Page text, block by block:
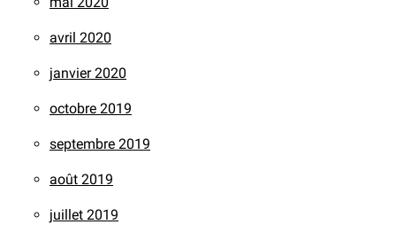
avril 2020
janvier 2020
octobre 2019
septembre 2019
août 2019
juillet 2019